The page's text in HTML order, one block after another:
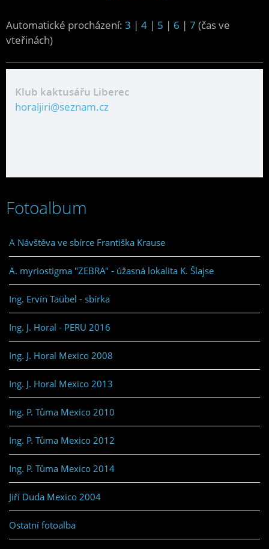
Automatické procházení: 3 | 4 | 5 | 6 | 7 (čas ve
vteřinách)
Klub kaktusářu Liberec
horaljiri@seznam.cz
Fotoalbum
A Návštěva ve sbírce Františka Krause
A. myriostigma "ZEBRA" - úžasná lokalita K. Šlajse
Ing. Ervín Taübel - sbírka
Ing. J. Horal - PERU 2016
Ing. J. Horal Mexico 2008
Ing. J. Horal Mexico 2013
Ing. P. Tůma Mexico 2010
Ing. P. Tůma Mexico 2012
Ing. P. Tůma Mexico 2014
Jiří Duda Mexico 2004
Ostatní fotoalba